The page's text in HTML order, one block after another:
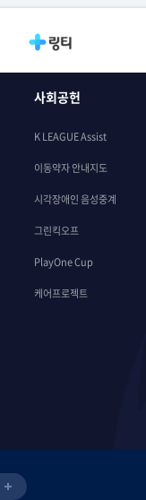
사회공헌
K LEAGUE Assist
이동약자 안내지도
시각장애인 음성중계
그린킥오프
PlayOne Cup
케어프로젝트